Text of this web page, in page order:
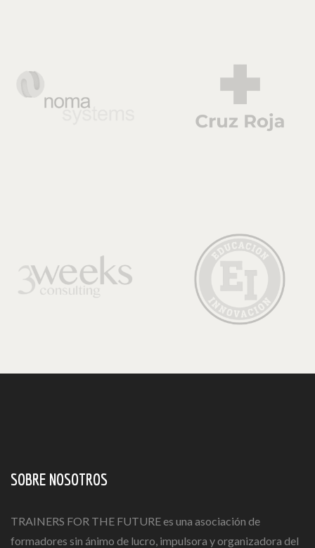
SOBRE NOSOTROS
TRAINERS FOR THE FUTURE es una asociación de
formadores sin ánimo de lucro, impulsora y organizadora del